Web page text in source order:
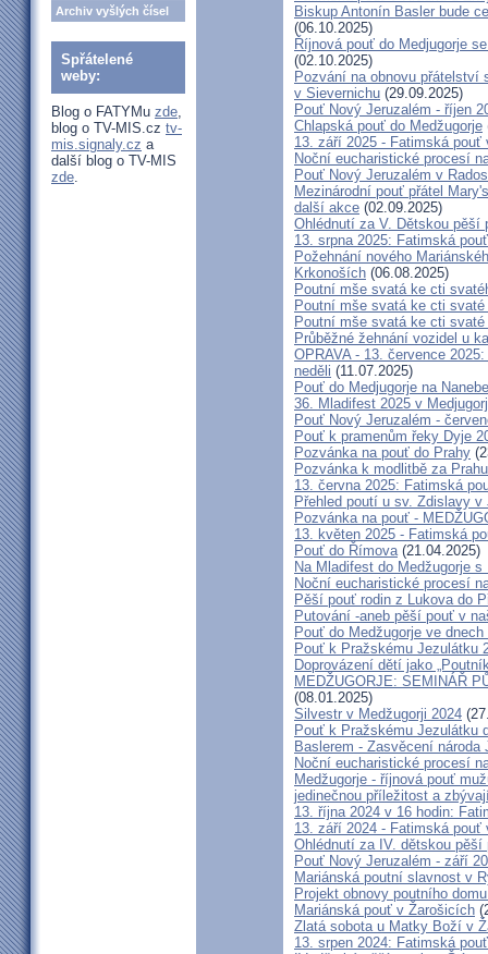
Archiv vyšlých čísel
Spřátelené
weby:
Blog o FATYMu zde,
blog o TV-MIS.cz tv-
mis.signaly.cz a
další blog o TV-MIS
zde.
Biskup Antonín Basler bude
(06.10.2025)
Říjnová pouť do Medjugorje
(02.10.2025)
Pozvání na obnovu přátelství
v Sievernichu (29.09.2025)
Pouť Nový Jeruzalém - říjen
Chlapská pouť do Medžugorje
13. září 2025 - Fatimská pouť
Noční eucharistické procesí
Pouť Nový Jeruzalém v
Mezinárodní pouť přátel
další akce (02.09.2025)
Ohlédnutí za V. Dětskou pěší
13. srpna 2025: Fatimská
Požehnání nového
Krkonoších (06.08.2025)
Poutní mše svatá ke cti
Poutní mše svatá ke cti
Poutní mše svatá ke cti
Průběžné žehnání vozidel u
OPRAVA - 13. července
neděli (11.07.2025)
Pouť do Medjugorje na
36. Mladifest 2025 v
Pouť Nový Jeruzalém -
Pouť k pramenům řeky Dyje
Pozvánka na pouť do Prahy
Pozvánka k modlitbě za
13. června 2025: Fatimská
Přehled poutí u sv. Zdislavy
Pozvánka na pouť -
13. květen 2025 - Fatimská
Pouť do Římova(21.04.2025)
Na Mladifest do Medžugorje s
Noční eucharistické procesí
Pěší pouť rodin z Lukova do
Putování -aneb pěší pouť v
Pouť do Medžugorje ve
Pouť k Pražskému Jezulátku
Doprovázení dětí jako
MEDŽUGORJE: SEMINÁŘ
(08.01.2025)
Silvestr v Medžugorji 2024
Pouť k Pražskému Jezulátku
Baslerem - Zasvěcení národa
Noční eucharistické procesí
Medžugorje - říjnová pouť
jedinečnou příležitost a
13. října 2024 v 16 hodin:
13. září 2024 - Fatimská pouť
Ohlédnutí za IV. dětskou
Pouť Nový Jeruzalém - září
Mariánská poutní slavnost v
Projekt obnovy poutního
Mariánská pouť v Žarošicích
Zlatá sobota u Matky Boží v
13. srpen 2024: Fatimská